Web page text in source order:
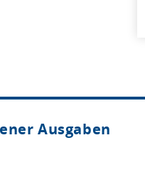
Ausgaben